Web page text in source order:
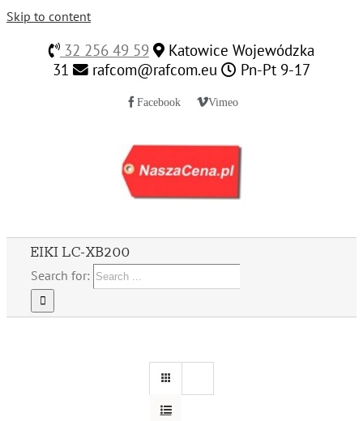
Skip to content
32 256 49 59
Katowice Wojewódzka
31
rafcom@rafcom.eu Pn-Pt 9-17
Facebook Vimeo
EIKI LC-XB200
Search for: